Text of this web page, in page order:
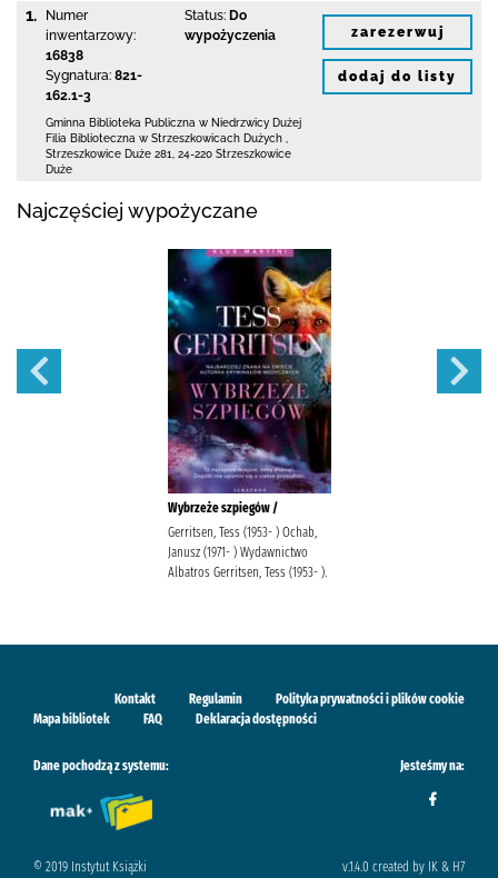
1.
Numer
inwentarzowy:
16838
Sygnatura: 821-
162.1-3
Status: Do
wypożyczenia
Gminna Biblioteka Publiczna w Niedrzwicy Dużej
Filia Biblioteczna w Strzeszkowicach Dużych
Strzeszkowice Duże 281
24-220 Strzeszkowice
Duże
zarezerwuj
dodaj do listy
Najczęściej wypożyczane
Wybrzeże szpiegów /
Gerritsen, Tess (1953- ) Ochab,
Janusz (1971- ) Wydawnictwo
Albatros Gerritsen, Tess (1953- ).
Kontakt Regulamin
Polityka prywatności i plików cookie
Mapa bibliotek
FAQ Deklaracja dostępności
Dane pochodzą z systemu: Jesteśmy na:
© 2019 Instytut Książki v.1.4.0 created by IK & H7